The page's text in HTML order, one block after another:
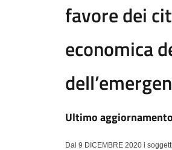
favore dei
economica
Ultimo aggiornamento
Dal 9 DICEMBRE 2020 i